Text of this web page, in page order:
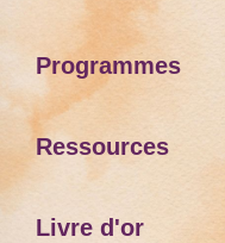
Programmes
Ressources
Livre d'or